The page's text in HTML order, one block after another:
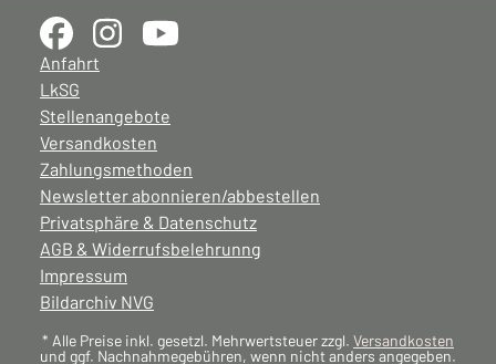
Anfahrt
LkSG
Stellenangebote
Versandkosten
Zahlungsmethoden
Newsletter abonnieren/abbestellen
Privatsphäre & Datenschutz
AGB & Widerrufsbelehrunng
Impressum
Bildarchiv NVG
* Alle Preise inkl. gesetzl. Mehrwertsteuer zzgl. Versandkosten
und ggf. Nachnahmegebühren, wenn nicht anders angegeben.